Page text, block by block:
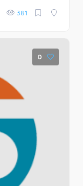
381
0